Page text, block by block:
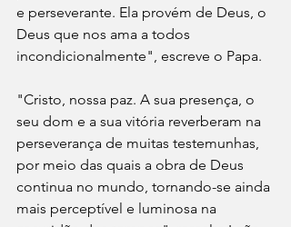
e perseverante. Ela provém de Deus, o
Deus que nos ama a todos
incondicionalmente", escreve o Papa.
"Cristo, nossa paz. A sua presença, o
seu dom e a sua vitória reverberam na
perseverança de muitas testemunhas,
por meio das quais a obra de Deus
continua no mundo, tornando-se ainda
mais perceptível e luminosa na